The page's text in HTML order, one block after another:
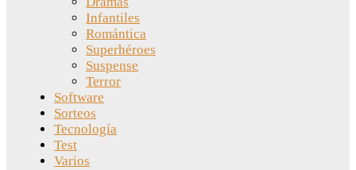
Infantiles
Romántica
Superhéroes
Suspense
Terror
Software
Sorteos
Tecnología
Test
Varios